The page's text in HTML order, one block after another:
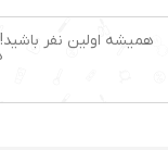
(سیم دار)
جنس موچین:
تعداد موچین: 20 عدد
همیشه اولین نفر